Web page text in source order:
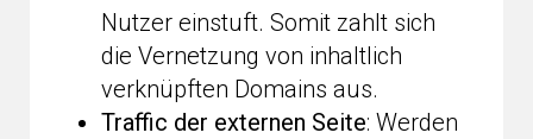
Nutzer einstuft. Somit zahlt sich
die Vernetzung von inhaltlich
verknüpften Domains aus.
Traffic der externen Seite: Werden